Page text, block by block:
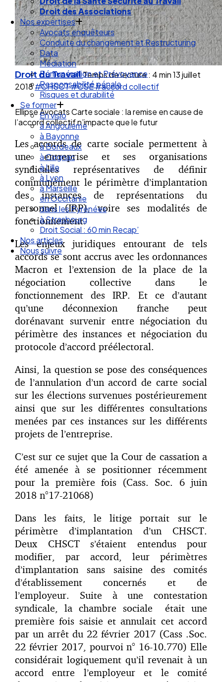
Nos expertises
Avocats enquêteurs
Conduite du changement et Restructuring
Data
Médiation
Rémunération et Prévoyance
Responsabilité pénale
Risques et durabilité
Se former
En visio
à Angouleme
à Bayonne
à Bordeaux
à Cognac
à Lille
à Lyon
à Marseille
en Occitanie
dans les Pyrénées
à Strasbourg
Droit Social : 60 min Recap’
Nos articles
Nous suivre
Droit du TravailTemps de lecture : 4 min13 juillet
2018#CHSCT#CSE#accord collectif
Ellipse Avocats Carte sociale : la remise en cause de
l’accord collectif n’impacte que le futur
Les accords de carte sociale permettent à
une entreprise et ses organisations
syndicales représentatives de définir
communément le périmètre d’implantation
des instances de représentations du
personnel (IRP), voire ses modalités de
fonctionnement.
Les enjeux juridiques entourant de tels
accords se sont accrus avec les ordonnances
Macron et l’extension de la place de la
négociation collective dans le
fonctionnement des IRP. Et ce d’autant
qu’une déconnexion franche peut
dorénavant survenir entre négociation du
périmètre des instances et négociation du
protocole d’accord préélectoral.
Ainsi, la question se pose des conséquences
de l’annulation d’un accord de carte social
sur les élections survenues postérieurement
ainsi que sur les différentes consultations
menées par ces instances sur les différents
projets de l’entreprise.
C’est sur ce sujet que la Cour de cassation a
été amenée à se positionner récemment
pour la première fois (Cass. Soc. 6 juin
2018 n°17-21068)
Dans les faits, le litige portait sur le
périmètre d’implantation d’un CHSCT.
Deux CHSCT s’étaient entendus pour
modifier, par accord, leur périmètres
d’implantation sans saisine des comités
d’établissement concernés et de
l’employeur. Suite à une contestation
syndicale, la chambre sociale était une
première fois saisie et annulait cet accord
par un arrêt du 22 février 2017 (Cass .Soc.
22 février 2017, pourvoi n° 16-10.770) Elle
considérait logiquement qu’il revenait à un
accord entre l’employeur et le comité